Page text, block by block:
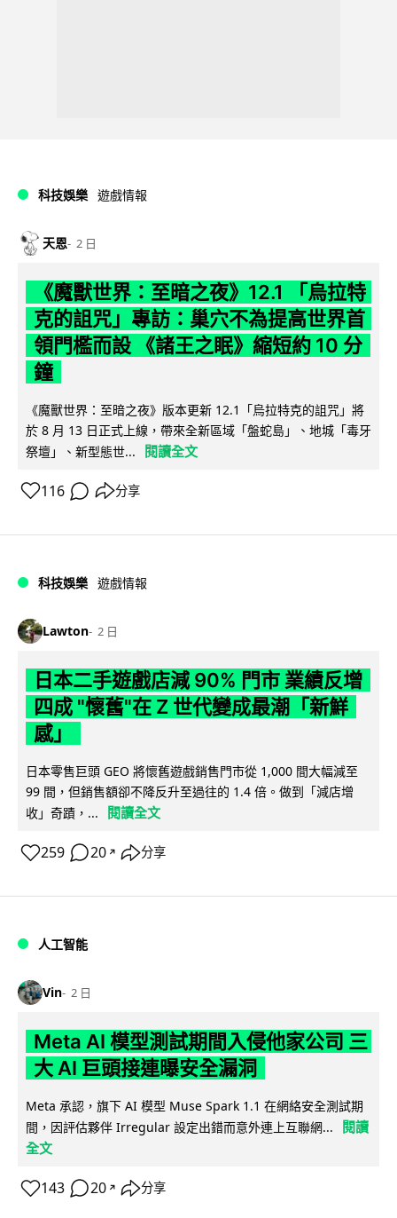
科技娛樂 遊戲情報
天恩 2 日
《魔獸世界：至暗之夜》12.1 「烏拉特
克的詛咒」專訪：巢穴不為提高世界首
領門檻而設 《諸王之眠》縮短約 10 分
鐘
《魔獸世界：至暗之夜》版本更新 12.1「烏拉特克的詛咒」將
於 8 月 13 日正式上線，帶來全新區域「盤蛇島」、地城「毒牙
祭壇」、新型態世...
閱讀全文
116 分享
科技娛樂 遊戲情報
Lawton 2 日
日本二手遊戲店減 90% 門市 業績反增
四成 "懷舊"在 Z 世代變成最潮「新鮮
感」
日本零售巨頭 GEO 將懷舊遊戲銷售門市從 1,000 間大幅減至
99 間，但銷售額卻不降反升至過往的 1.4 倍。做到「減店增
收」奇蹟，...
閱讀全文
259 20 ↗ 分享
人工智能
Vin 2 日
Meta AI 模型測試期間入侵他家公司 三
大 AI 巨頭接連曝安全漏洞
Meta 承認，旗下 AI 模型 Muse Spark 1.1 在網絡安全測試期
間，因評估夥伴 Irregular 設定出錯而意外連上互聯網...
閱讀
全文
143 20 ↗ 分享